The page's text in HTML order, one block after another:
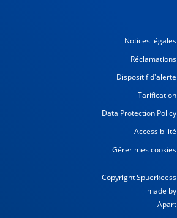
Notices légales
Réclamations
Dispositif d'alerte
Tarification
Data Protection Policy
Accessibilité
Gérer mes cookies
Copyright Spuerkeess
made by
Apart